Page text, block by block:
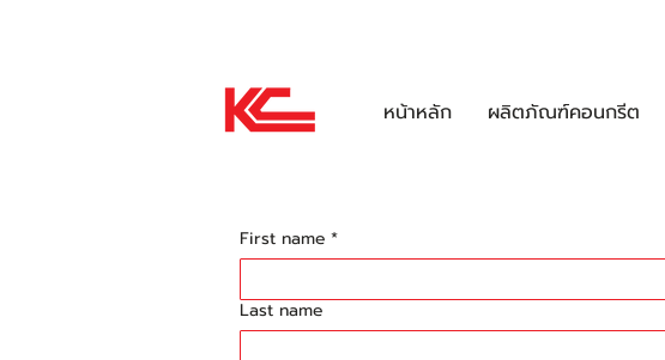
หน้าหลัก ผลิตภัณฑ์คอนกรีต
First name *
Last name